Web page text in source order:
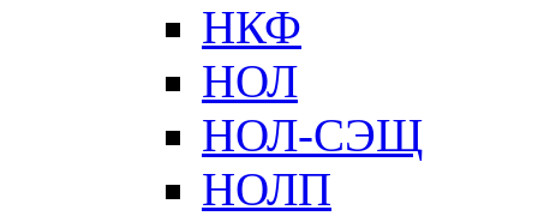
НКФ
НОЛ
НОЛ-СЭЩ
НОЛП